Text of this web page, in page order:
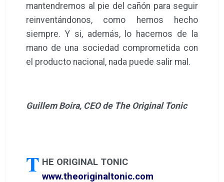
mantendremos al pie del cañón para seguir
reinventándonos, como hemos hecho
siempre. Y si, además, lo hacemos de la
mano de una sociedad comprometida con
el producto nacional, nada puede salir mal.
Guillem Boira, CEO de The Original Tonic
T HE ORIGINAL TONIC
www.theoriginaltonic.com